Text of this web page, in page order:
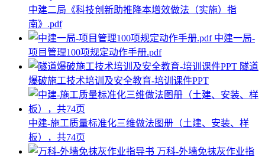
中建二局《科技创新助推降本增效做法（实施）指
南》.pdf
中建一局-
项目管理100项规定动作手册.pdf
隧道
爆破施工技术培训及安全教育-培训课件PPT
中建-施工质量标准化三维做法图册（土建、安装、样
板），共74页
万科-外墙免抹灰作业指